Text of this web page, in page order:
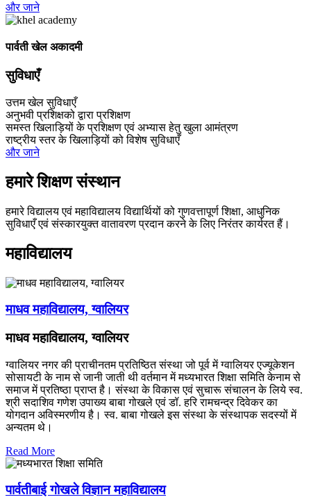
और जाने
पार्वती खेल अकादमी
सुविधाएँ
उत्तम खेल सुविधाएँ
अनुभवी प्रशिक्षको द्वारा प्रशिक्षण
समस्त खिलाड़ियों के प्रशिक्षण एवं अभ्यास हेतु खुला आमंत्रण
राष्ट्रीय स्तर के खिलाड़ियों को विशेष सुविधाएँ
और जाने
हमारे शिक्षण संस्थान
हमारे विद्यालय एवं महाविद्यालय विद्यार्थियों को गुणवत्तापूर्ण शिक्षा, आधुनिक
सुविधाएँ एवं संस्कारयुक्त वातावरण प्रदान करने के लिए निरंतर कार्यरत हैं।
महाविद्यालय
माधव महाविद्यालय, ग्वालियर
माधव महाविद्यालय, ग्वालियर
ग्वालियर नगर की प्राचीनतम प्रतिष्ठित संस्था जो पूर्व में ग्वालियर एज्यूकेशन
सोसायटी के नाम से जानी जाती थी वर्तमान में मध्यभारत शिक्षा समिति केनाम से
समाज में प्रतिष्ठा प्राप्त है। संस्था के विकास एवं सुचारू संचालन के लिये स्व.
श्री सदाशिव गणेश उपाख्य बाबा गोखले एवं डॉ. हरि रामचन्द्र दिवेकर का
योगदान अविस्मरणीय है। स्व. बाबा गोखले इस संस्था के संस्थापक सदस्यों में
अन्यतम थे।
Read More
पार्वतीबाई गोखले विज्ञान महाविद्यालय